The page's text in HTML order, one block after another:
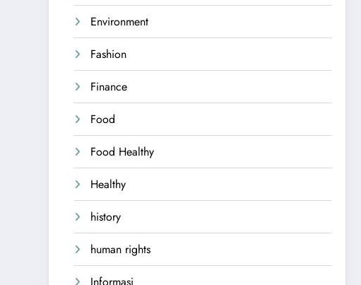
Environment
Fashion
Finance
Food
Food Healthy
Healthy
history
human rights